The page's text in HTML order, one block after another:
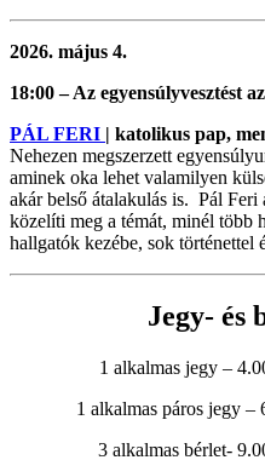
2026. május 4.
18:00 – Az egyensúlyvesztést
PÁL FERI | katolikus pap,
Nehezen megszerzett
aminek oka lehet valamilyen
akár belső átalakulás is. Pál
közelíti meg a témát, minél több
hallgatók kezébe, sok történettel
Jegy- és
1 alkalmas jegy –
1 alkalmas páros jegy
3 alkalmas bérlet-